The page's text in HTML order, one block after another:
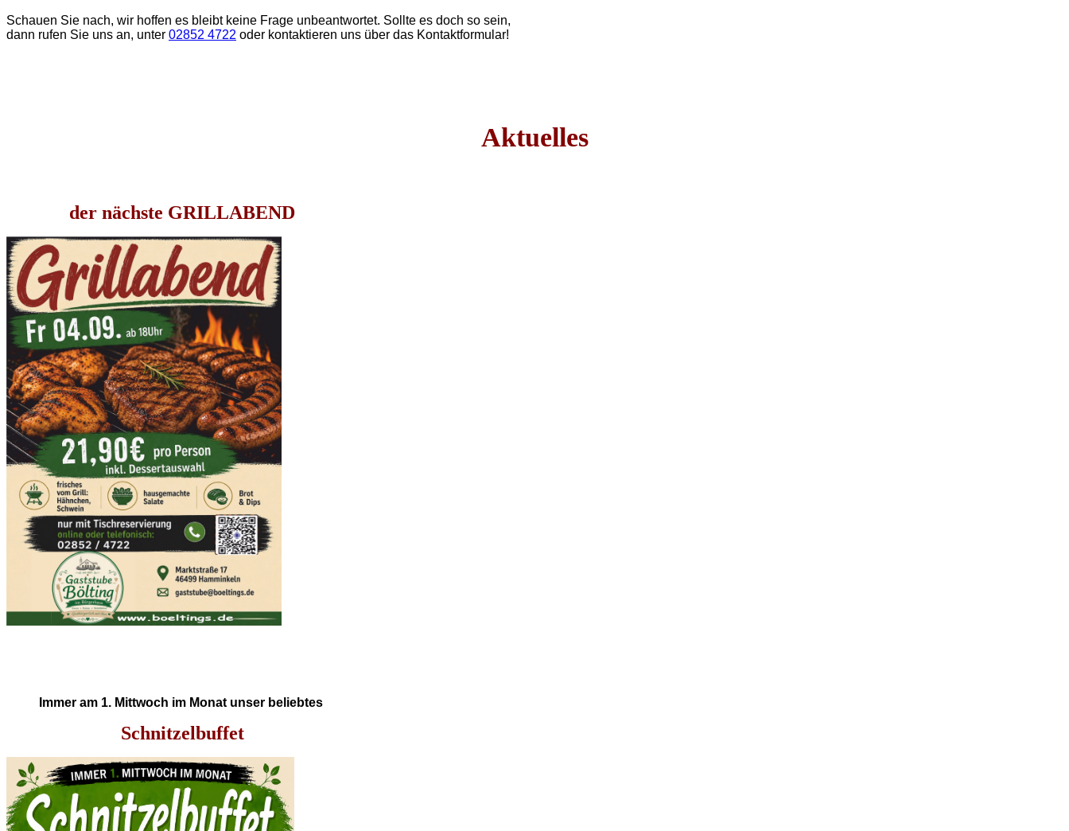
Schauen Sie nach, wir hoffen es bleibt keine Frage un­beant­wor­tet. Sollte es doch so sein,
dann rufen Sie uns an, unter 02852 4722 oder kontaktieren uns über das Kontaktformular!
Aktuelles
der nächste GRILLABEND
mmer am 1. Mittwoch im Monat unser beliebtes
Schnitzelbuffet